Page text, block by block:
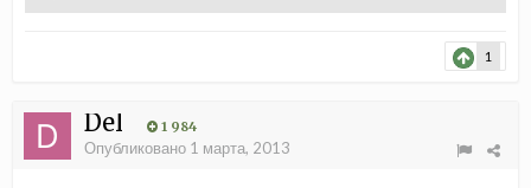
1
Del 1 984
Опубликовано 1 марта, 2013